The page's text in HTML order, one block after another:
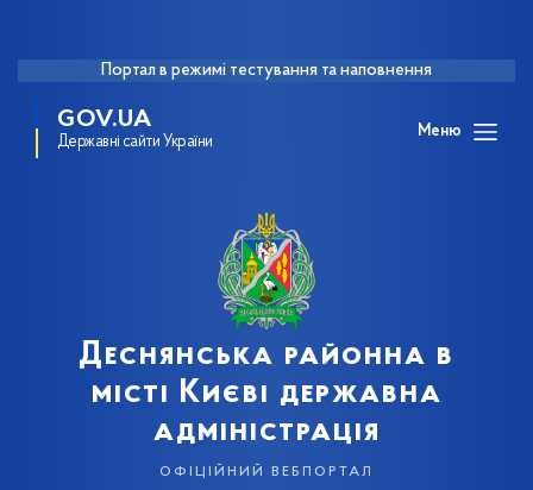
Портал в режимі тестування та наповнення
GOV.UA
Державні сайти України
Меню
Деснянська районна в
місті Києві державна
адміністрація
офіційний вебпортал